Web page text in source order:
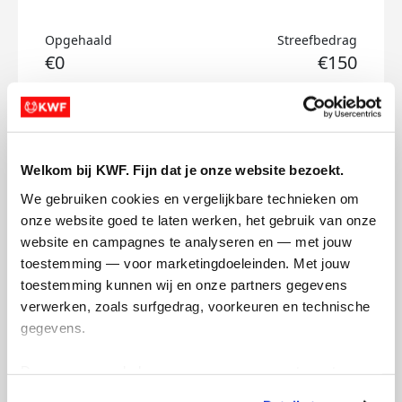
Welkom bij KWF. Fijn dat je onze website bezoekt.
We gebruiken cookies en vergelijkbare technieken om
onze website goed te laten werken, het gebruik van onze
website en campagnes te analyseren en — met jouw
toestemming — voor marketingdoeleinden. Met jouw
toestemming kunnen wij en onze partners gegevens
verwerken, zoals surfgedrag, voorkeuren en technische
gegevens.
Opgehaald
€0
Streefbedrag
€150
Doneer
Thomas's badges